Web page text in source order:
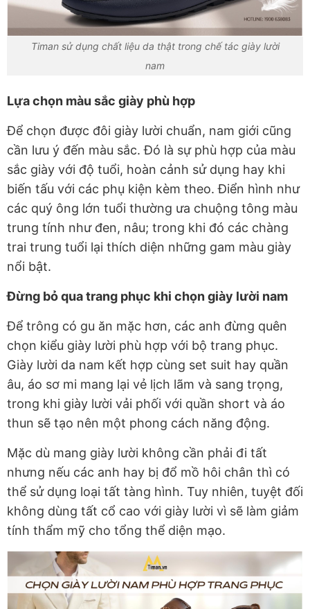
Timan sử dụng chất liệu da thật trong chế tác giày lười
nam
Lựa chọn màu sắc giày phù hợp
Để chọn được đôi giày lười chuẩn, nam giới cũng
cần lưu ý đến màu sắc. Đó là sự phù hợp của màu
sắc giày với độ tuổi, hoàn cảnh sử dụng hay khi
biến tấu với các phụ kiện kèm theo. Điển hình như
các quý ông lớn tuổi thường ưa chuộng tông màu
trung tính như đen, nâu; trong khi đó các chàng
trai trung tuổi lại thích diện những gam màu giày
nổi bật.
Đừng bỏ qua trang phục khi chọn giày lười nam
Để trông có gu ăn mặc hơn, các anh đừng quên
chọn kiểu giày lười phù hợp với bộ trang phục.
Giày lười da nam kết hợp cùng set suit hay quần
âu, áo sơ mi mang lại vẻ lịch lãm và sang trọng,
trong khi giày lười vải phối với quần short và áo
thun sẽ tạo nên một phong cách năng động.
Mặc dù mang giày lười không cần phải đi tất
nhưng nếu các anh hay bị đổ mồ hôi chân thì có
thể sử dụng loại tất tàng hình. Tuy nhiên, tuyệt đối
không dùng tất cổ cao với giày lười vì sẽ làm giảm
tính thẩm mỹ cho tổng thể diện mạo.